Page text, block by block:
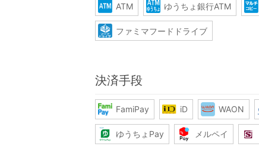
ATM ゆうちょ銀行ATM
ファミマフードドライブ
決済手段
FamiPay iD WAON
ゆうちょPay メルペイ